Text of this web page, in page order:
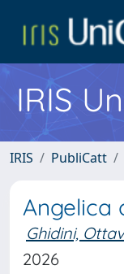
IRIS
IRIS PubliCatt
Angelica
Ghidini,
2026